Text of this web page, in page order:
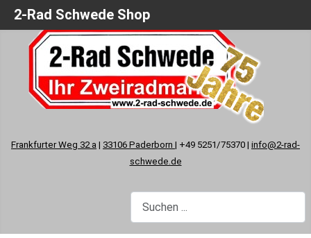
Frankfurter Weg 32 a | 33106 Paderborn | +49 5251/75370 | info@2-rad-
schwede.de
2-Rad Schwede Shop